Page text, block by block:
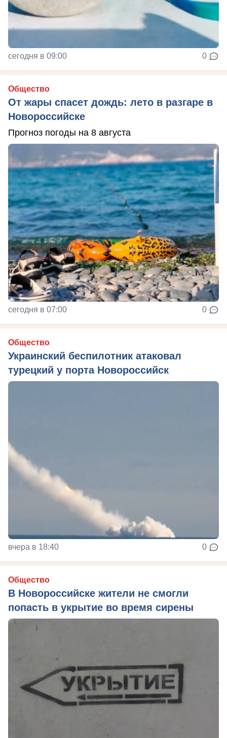
сегодня в 09:00 0
Общество
От жары спасет дождь: лето в разгаре в
Новороссийске
Прогноз погоды на 8 августа
сегодня в 07:00 0
Общество
Украинский беспилотник атаковал
турецкий у порта Новороссийск
вчера в 18:40 0
Общество
В Новороссийске жители не смогли
попасть в укрытие во время сирены